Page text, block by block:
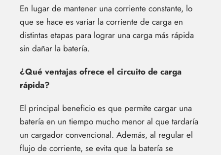
En lugar de mantener una corriente constante, lo
que se hace es variar la corriente de carga en
distintas etapas para lograr una carga más rápida
sin dañar la batería.
¿Qué ventajas ofrece el circuito de carga
rápida?
El principal beneficio es que permite cargar una
batería en un tiempo mucho menor al que tardaría
un cargador convencional. Además, al regular el
flujo de corriente, se evita que la batería se